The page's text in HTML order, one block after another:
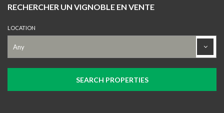
RECHERCHER UN VIGNOBLE EN VENTE
LOCATION